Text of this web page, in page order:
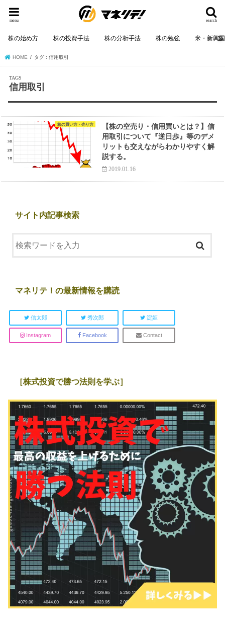
search
menu
株の始め方 株の投資手法 株の分析手法 株の勉強 米・新興
HOME タグ : 信用取引
信用取引
株の買い方・売り方
【株の空売り・信用買いとは？】信
用取引について『逆日歩』等のデメ
リットも交えながらわかりやすく解
説する。
2019.01.16
サイト内記事検索
マネリテ！の最新情報を購読
信太郎 秀次郎 淀姫
Instagram Facebook Contact
［株式投資で勝つ法則を学ぶ］